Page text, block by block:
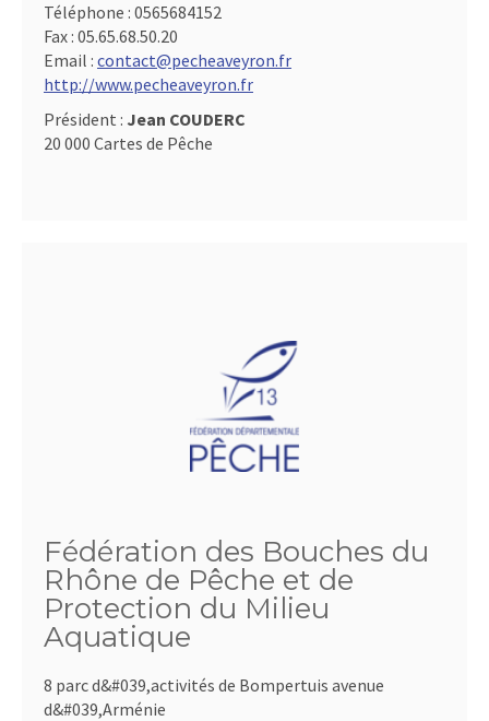
Téléphone : 0565684152
Fax : 05.65.68.50.20
Email : contact@pecheaveyron.fr
http://www.pecheaveyron.fr
Président : Jean COUDERC
20 000 Cartes de Pêche
Fédération des Bouches du
Rhône de Pêche et de
Protection du Milieu
Aquatique
8 parc d&#039,activités de Bompertuis avenue
d&#039,Arménie